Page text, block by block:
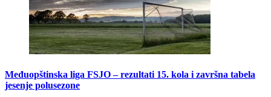
Međuopštinska liga FSJO – rezultati 15. kola i završna tabela
jesenje polusezone